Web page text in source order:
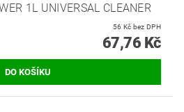
1L UNIVERSAL CLEANER
56 Kč bez DPH
67,76 Kč